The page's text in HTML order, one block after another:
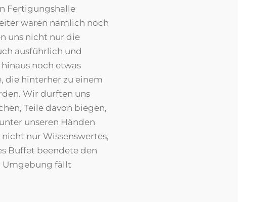
Fertigungshalle
waren nämlich noch
uns nicht nur die
ausführlich und
noch etwas
die hinterher zu einem
Wir durften uns
Teile davon biegen,
unseren Händen
nur Wissenswertes,
Buffet beendete den
Umgebung fällt